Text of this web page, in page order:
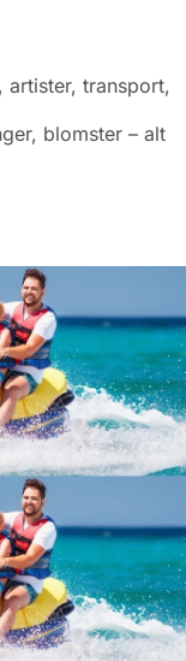
artister, transport,
blomster – alt